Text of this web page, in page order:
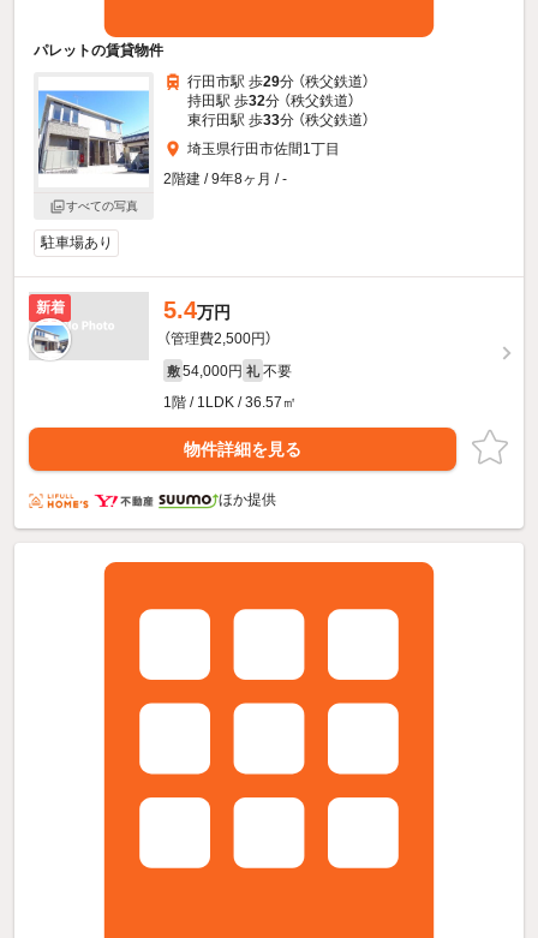
パレットの賃貸物件
すべての写真
行田市駅 歩29分 （秩父鉄道）
持田駅 歩32分 （秩父鉄道）
東行田駅 歩33分 （秩父鉄道）
埼玉県行田市佐間1丁目
2階建 / 9年8ヶ月 / -
駐車場あり
新着 5.4万円
（管理費2,500円）
敷 54,000円 礼 不要
1階 / 1LDK / 36.57㎡
物件詳細を見る
ほか提供